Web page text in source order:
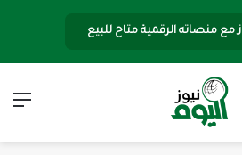
مع منصاته الرقمية متاح للبيع